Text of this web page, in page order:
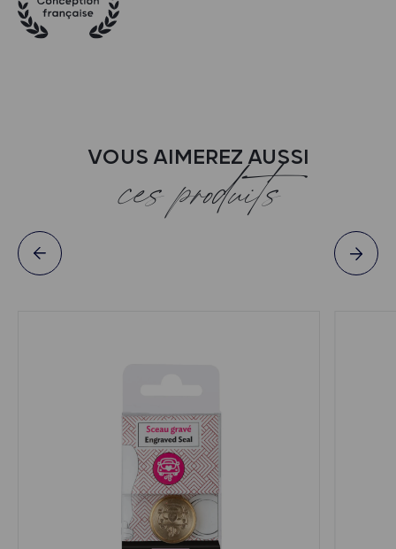
VOUS AIMEREZ AUSSI
ces produits